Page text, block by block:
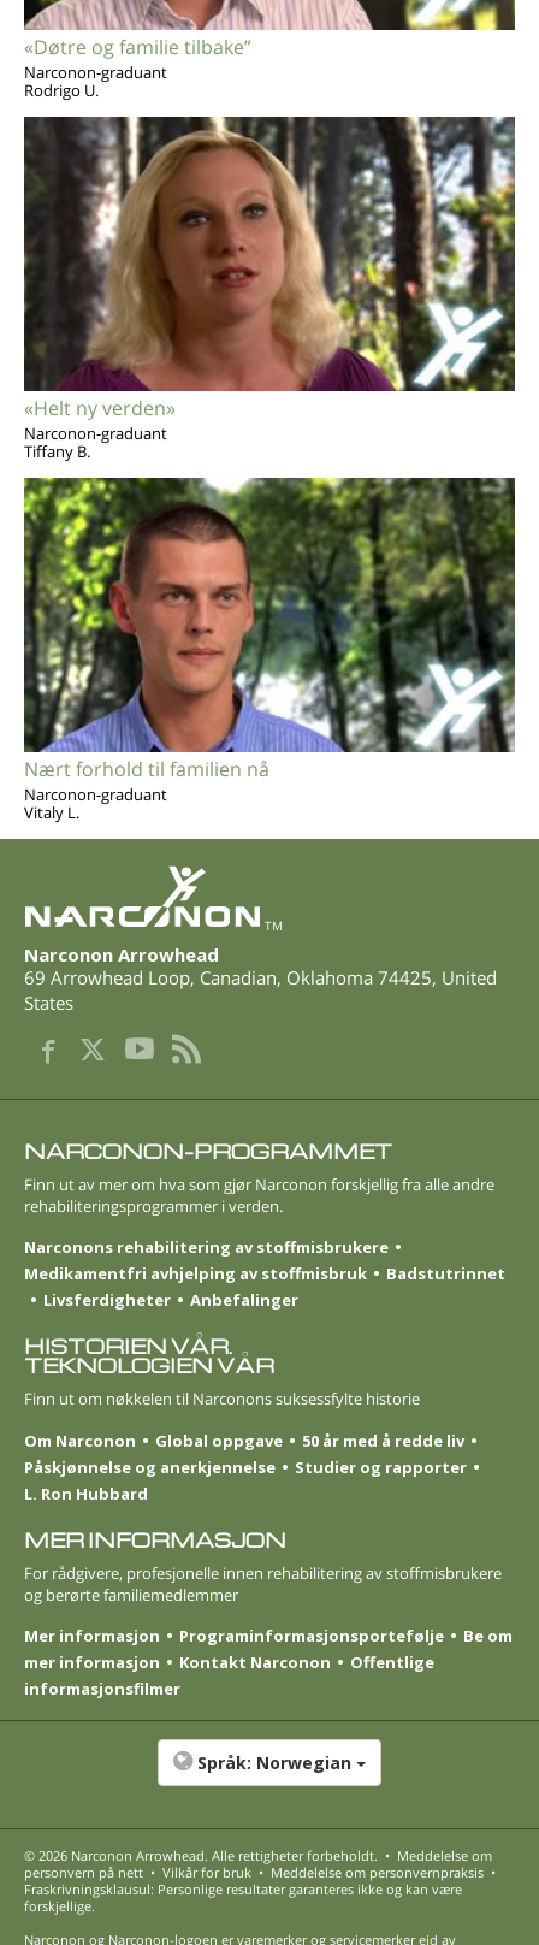
«Døtre og familie tilbake”
Narconon-graduant
Rodrigo U.
«Helt ny verden»
Narconon-graduant
Tiffany B.
Nært forhold til familien nå
Narconon-graduant
Vitaly L.
TM
Narconon Arrowhead
69 Arrowhead Loop, Canadian, Oklahoma 74425, United
States
NARCONON-PROGRAMMET
Finn ut av mer om hva som gjør Narconon forskjellig fra alle andre
rehabiliterings­programmer i verden.
Narconons rehabilitering av stoffmisbrukere
Medikamentfri avhjelping av stoffmisbruk
Badstutrinnet
Livsferdigheter
Anbefalinger
HISTORIEN VÅR.
TEKNOLOGIEN VÅR
Finn ut om nøkkelen til Narconons suksessfylte historie
Om Narconon
Global oppgave
50 år med å redde liv
Påskjønnelse og anerkjennelse
Studier og rapporter
L. Ron Hubbard
MER INFORMASJON
For rådgivere, profesjonelle innen rehabilitering av stoffmisbrukere
og berørte familie­medlemmer
Mer informasjon
Program­informasjons­portefølje
Be om
mer informasjon
Kontakt Narconon
Offentlige
informasjonsfilmer
Språk: Norwegian
© 2026 Narconon Arrowhead. Alle rettigheter forbeholdt. • Meddelelse om
personvern på nett • Vilkår for bruk • Meddelelse om personvernpraksis •
Fraskrivningsklausul: Personlige resultater garanteres ikke og kan være
forskjellige.
Narconon og Narconon-logoen er varemerker og servicemerker eid av